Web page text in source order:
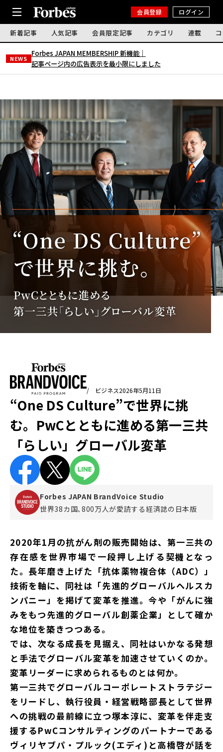
会員登録 ログイン
新着記事 人気記事 会員限定記事 カテゴリ 連載
NEWS
Forbes JAPAN MEMBERSHIP 新機能｜
記事ページ内の広告表示を最小限にしました
/ ビジネス2026年5月11日
“One DS Culture”で世界に挑
む。PwCとともに進める第一三共
「らしい」グローバル変革
Forbes JAPAN BrandVoice Studio
世界38カ国､800万人が愛読する 経済誌の日本版
2020年1月の抗がん剤の販売開始は、第一三共の
存在感を世界市場で一段押し上げる契機となっ
た。長年磨き上げた「抗体薬物複合体（ADC）」
技術を軸に、同社は「先進的グローバルヘルスカ
ンパニー」を掲げて変革を推進。今や「がんに強
みをもつ先進的グローバル創薬企業」として確か
な地位を築きつつある。
では、次なる成長を見据え、同社はいかなる発想
と手法でグローバル変革を加速させていくのか。
変革リーダーに求められるものとは何か。
第一三共でグローバルコーポレートストラテジー
をリードし、執行役員・経営戦略部長として世界
への挑戦の最前線に立つ塚本淳に、変革を伴走支
援するPwCコンサルティングのパートナーである
ヴィリヤブパ・プルック(エディ)と高橋啓が話を